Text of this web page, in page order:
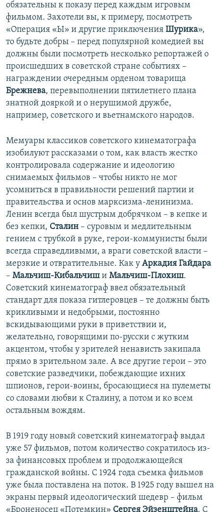
обязательны к показу перед каждым игровым
фильмом. Захотели вы, к примеру, посмотреть
«Операция «Ы» и другие приключения Шурика»,
то будьте добры – перед популярной комедией вы
должны были посмотреть несколько репортажей о
происшедших в советской стране событиях –
награждении очередным орденом товарища
Брежнева, перевыполнении пятилетнего плана
знатной дояркой и о нерушимой дружбе,
например, советского и вьетнамского народов.
Мемуары классиков советского кинематографа
изобилуют рассказами о том, как власть жестко
контролировала содержание и идеологию
снимаемых фильмов – чтобы никто не мог
усомниться в правильности решений партии и
правительства и основ марксизма-ленинизма.
Ленин всегда был шустрым добрячком – в кепке и
без кепки, Сталин – суровым и медлительным
гением с трубкой в руке, герои-коммунисты были
всегда справедливыми, а враги советской власти –
мерзкие и отвратительные. Как у Аркадия Гайдара
– Мальчиш-Кибальчиш и Мальчиш-Плохиш.
Советский кинематограф ввел обязательный
стандарт для показа гитлеровцев – те должны быть
крикливыми и недобрыми, постоянно
вскидывающими руки в приветствии и,
желательно, говорящими по-русски с жутким
акцентом, чтобы у зрителей ненависть закипала
прямо в зрительном зале. А все другие герои – это
советские разведчики, побеждающие ихних
шпионов, герои-воины, бросающиеся на пулеметы
со словами любви к Сталину, а потом и ко всем
остальным вождям.
В 1919 году новый советский кинематограф выдал
уже 57 фильмов, потом количество сократилось из-
за финансовых проблем и продолжающейся
гражданской войны. С 1924 года съемка фильмов
уже была поставлена на поток. В 1925 году вышел на
экраны первый идеологический шедевр – фильм
«Броненосец «Потемкин» Сергея Эйзенштейна. С